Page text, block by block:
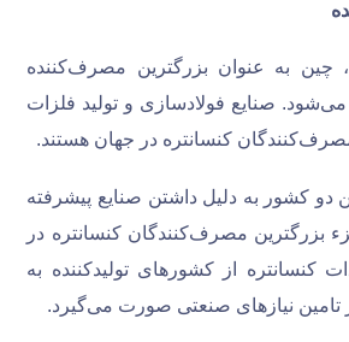
چین به عنوان بزرگترین مصرف‌کننده
می‌شود. صنایع فولادسازی و تولید فلزات
کنسانتره در جهان هستند.
دو کشور به دلیل داشتن صنایع پیشرفته
بزرگترین مصرف‌کنندگان کنسانتره در
کنسانتره از کشورهای تولیدکننده به
تامین نیازهای صنعتی صورت می‌گیرد.